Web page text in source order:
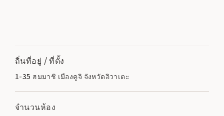
ถิ่นที่อยู่ / ที่ตั้ง
1-35 ฮมมาชิ เมืองคูจิ จังหวัดอิวาเตะ
จำนวนห้อง